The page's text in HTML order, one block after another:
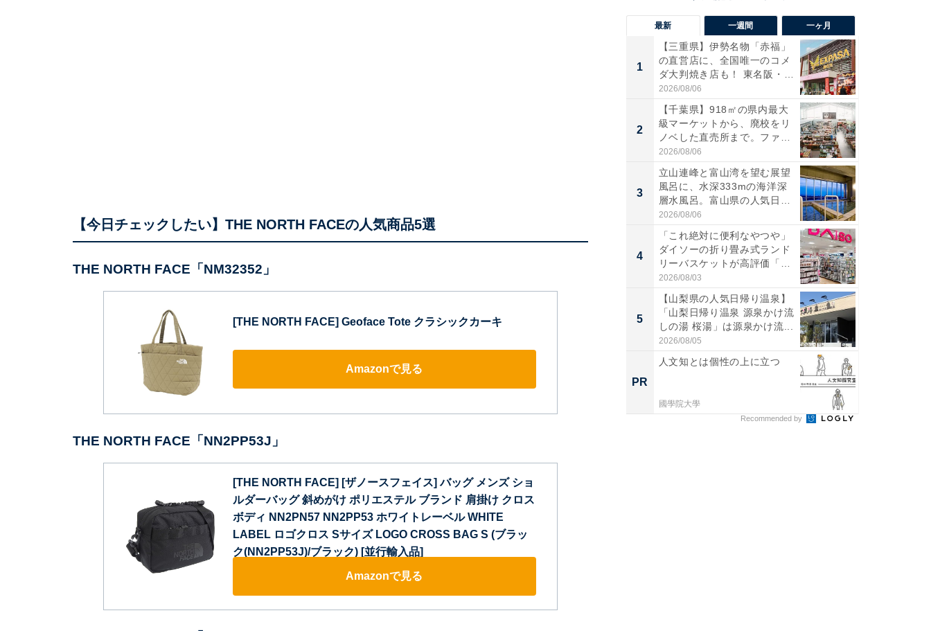
【今日チェックしたい】THE NORTH FACEの人気商品5選
THE NORTH FACE「NM32352」
[THE NORTH FACE] Geoface Tote クラシックカーキ
Amazonで見る
THE NORTH FACE「NN2PP53J」
[THE NORTH FACE] [ザノースフェイス] バッグ メンズ ショ
ルダーバッグ 斜めがけ ポリエステル ブランド 肩掛け クロス
ボディ NN2PN57 NN2PP53 ホワイトレーベル WHITE
LABEL ロゴクロス Sサイズ LOGO CROSS BAG S (ブラッ
ク(NN2PP53J)/ブラック) [並行輸入品]
Amazonで見る
最新 一週間 一ヶ月
1
【三重県】伊勢名物「赤福」
の直営店に、全国唯一のコメ
ダ大判焼き店も！ 東名阪・
伊...
2026/08/06
2
【千葉県】918㎡の県内最大
級マーケットから、廃校をリ
ノベした直売所まで。ファ
ー...
2026/08/06
3
立山連峰と富山湾を望む展望
風呂に、水深333mの海洋深
層水風呂。富山県の人気日
帰...
2026/08/06
4
「これ絶対に便利なやつや」
ダイソーの折り畳み式ランド
リーバスケットが高評価「使
わ...
2026/08/03
5
【山梨県の人気日帰り温泉】
「山梨日帰り温泉 源泉かけ流
しの湯 桜湯」は源泉かけ流...
2026/08/05
PR
人文知とは個性の上に立つ
國學院大學
Recommended by